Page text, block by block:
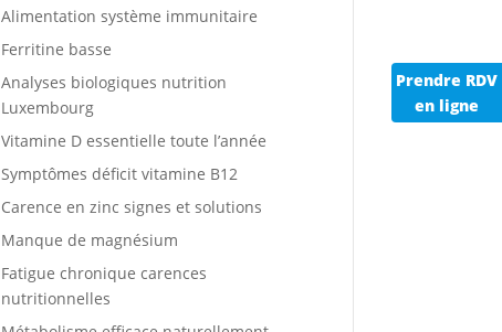
Prendre RDV
en ligne
Alimentation système immunitaire
Ferritine basse
Analyses biologiques nutrition
Luxembourg
Vitamine D essentielle toute l’année
Symptômes déficit vitamine B12
Carence en zinc signes et solutions
Manque de magnésium
Fatigue chronique carences
nutritionnelles